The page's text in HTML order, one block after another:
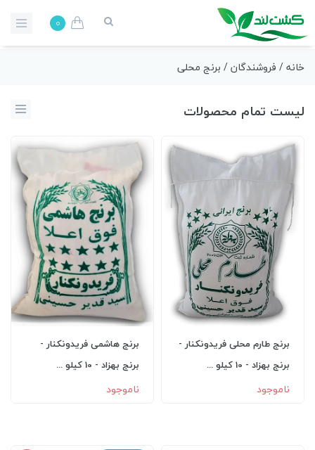
0
خانه/ فروشندگان/ برنج محلی
لیست تمام محصولات
برنج طارم محلی فریدونکنار -
برنج بهزاد - 10 کیلو ...
ناموجود
برنج هاشمی فریدونکنار -
برنج بهزاد - 10 کیلو ...
ناموجود